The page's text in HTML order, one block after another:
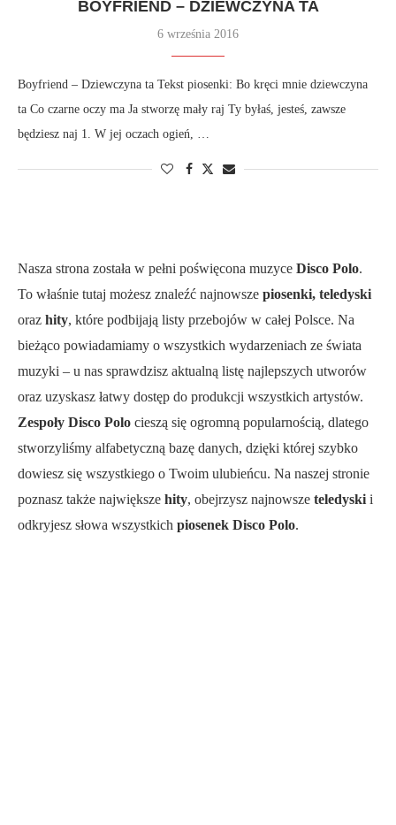
BOYFRIEND – DZIEWCZYNA TA
6 września 2016
Boyfriend – Dziewczyna ta Tekst piosenki: Bo kręci mnie dziewczyna
ta Co czarne oczy ma Ja stworzę mały raj Ty byłaś, jesteś, zawsze
będziesz naj 1. W jej oczach ogień, …
Nasza strona została w pełni poświęcona muzyce Disco Polo.
To właśnie tutaj możesz znaleźć najnowsze piosenki, teledyski
oraz hity, które podbijają listy przebojów w całej Polsce. Na
bieżąco powiadamiamy o wszystkich wydarzeniach ze świata
muzyki – u nas sprawdzisz aktualną listę najlepszych utworów
oraz uzyskasz łatwy dostęp do produkcji wszystkich artystów.
Zespoły Disco Polo cieszą się ogromną popularnością, dlatego
stworzyliśmy alfabetyczną bazę danych, dzięki której szybko
dowiesz się wszystkiego o Twoim ulubieńcu. Na naszej stronie
poznasz także największe hity, obejrzysz najnowsze teledyski i
odkryjesz słowa wszystkich piosenek Disco Polo.